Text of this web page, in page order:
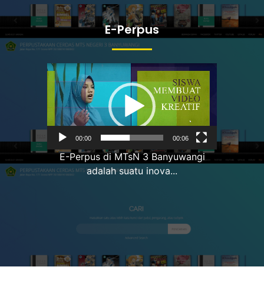
E-Perpus
Pemutar
Video
00:00 00:06
E-Perpus di MTsN 3 Banyuwangi
adalah suatu inova...